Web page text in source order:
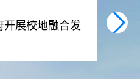
开展校地融合发